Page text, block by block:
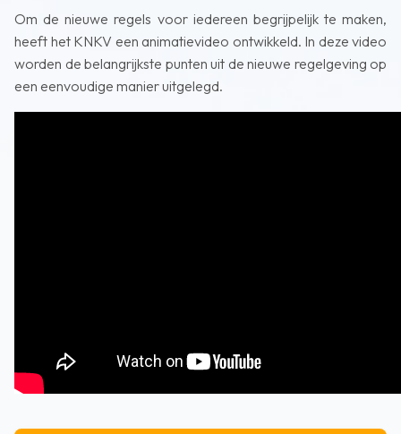
Om de nieuwe regels voor iedereen begrijpelijk te maken,
heeft het KNKV een animatievideo ontwikkeld. In deze video
worden de belangrijkste punten uit de nieuwe regelgeving op
een eenvoudige manier uitgelegd.